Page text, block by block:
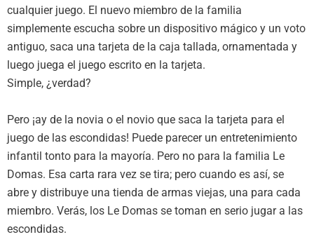
cualquier juego. El nuevo miembro de la familia
simplemente escucha sobre un dispositivo mágico y un voto
antiguo, saca una tarjeta de la caja tallada, ornamentada y
luego juega el juego escrito en la tarjeta.
Simple, ¿verdad?
Pero ¡ay de la novia o el novio que saca la tarjeta para el
juego de las escondidas! Puede parecer un entretenimiento
infantil tonto para la mayoría. Pero no para la familia Le
Domas. Esa carta rara vez se tira; pero cuando es así, se
abre y distribuye una tienda de armas viejas, una para cada
miembro. Verás, los Le Domas se toman en serio jugar a las
escondidas.